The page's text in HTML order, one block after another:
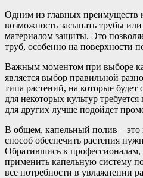
Одним из главных преимуществ
возможность засыпать трубы
материалом защиты. Это
труб, особенно на поверхности
Важным моментом при выборе
является выбор правильной
типа растений, на которые будет
для некоторых культур
для других лучше подойдет
В общем, капельный полив –
способ обеспечить растения
Обратившись к профессионалам,
применить капельную систему
все потребности в увлажнении